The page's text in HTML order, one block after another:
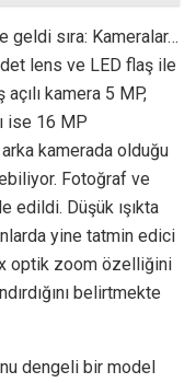
geldi sıra: Kameralar…
lens ve LED flaş ile
kamera 5 MP,
ise 16 MP
kamerada olduğu
Fotoğraf ve
edildi. Düşük ışıkta
yine tatmin edici
optik zoom özelliğini
belirtmekte
dengeli bir model